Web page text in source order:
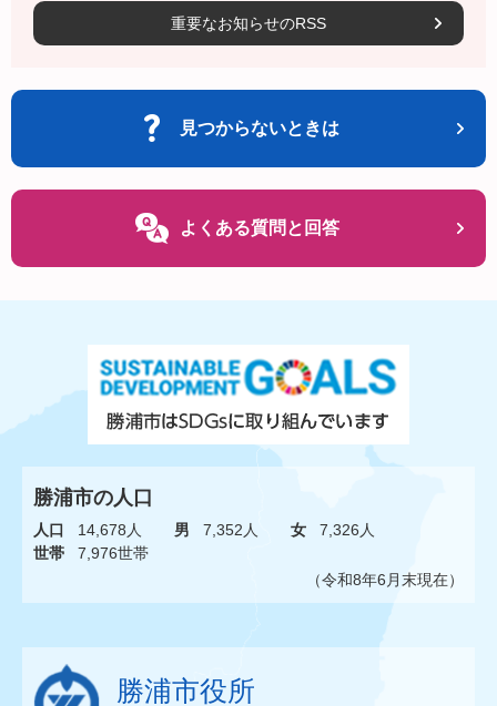
重要なお知らせのRSS
見つからないときは
よくある質問と回答
勝浦市の人口
人口 14,678人 男 7,352人 女
7,326人
世帯
7,976世帯
（令和8年6月末現在）
勝浦市役所